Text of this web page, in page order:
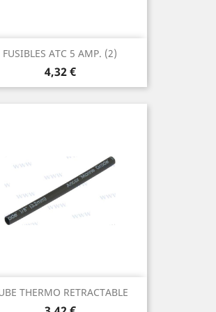
FUSIBLES ATC 5 AMP. (2)
Prix
4,32 €
THERMO RETRACTABLE